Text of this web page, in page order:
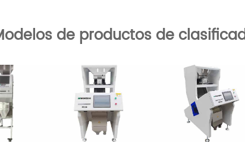
de productos de